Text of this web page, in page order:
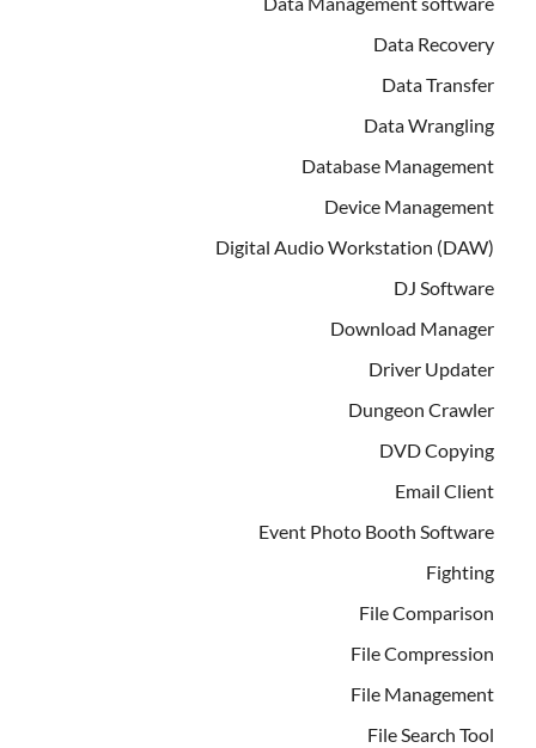
Data Recovery
Data Transfer
Data Wrangling
Database Management
Device Management
Digital Audio Workstation (DAW)
DJ Software
Download Manager
Driver Updater
Dungeon Crawler
DVD Copying
Email Client
Event Photo Booth Software
Fighting
File Comparison
File Compression
File Management
File Search Tool